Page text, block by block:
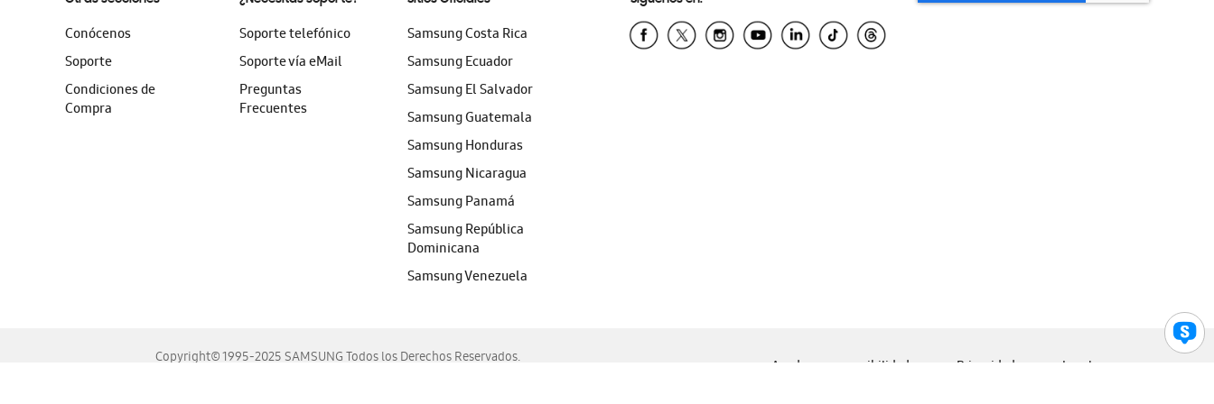
Conócenos
Soporte
Condiciones de
Compra
Soporte telefónico
Soporte vía eMail
Preguntas
Frecuentes
Samsung Costa Rica
Samsung Ecuador
Samsung El Salvador
Samsung Guatemala
Samsung Honduras
Samsung Nicaragua
Samsung Panamá
Samsung República
Dominicana
Samsung Venezuela
Copyright© 1995-2025 SAMSUNG Todos los Derechos Reservados.
Ayuda para accesibilidad Privacidad Legal